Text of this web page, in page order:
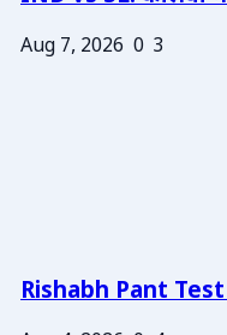
Aug 7, 2026 0 3
Rishabh Pant Test